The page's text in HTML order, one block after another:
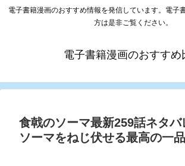
電子書籍漫画のおすすめ情報を発信しています。電子
方は是非ご覧ください。
電子書籍漫画のおすすめ
食戟のソーマ最新259話ネタバ
ソーマをねじ伏せる最高の一